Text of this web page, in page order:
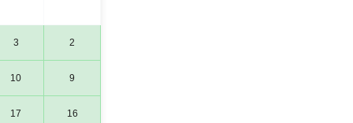
2
3
9
10
16
17